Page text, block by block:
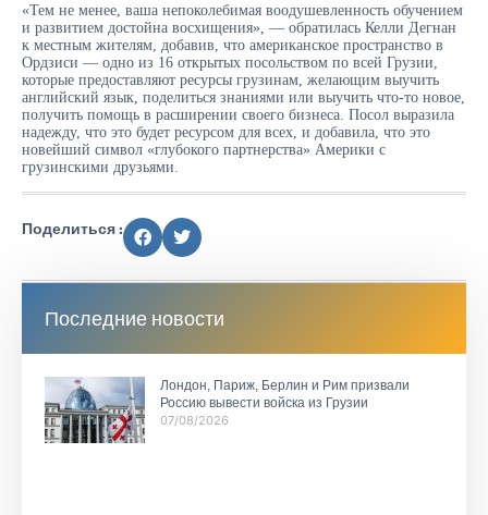
«Тем не менее, ваша непоколебимая воодушевленность обучением
и развитием достойна восхищения», — обратилась Келли Дегнан
к местным жителям, добавив, что американское пространство в
Ордзиси — одно из 16 открытых посольством по всей Грузии,
которые предоставляют ресурсы грузинам, желающим выучить
английский язык, поделиться знаниями или выучить что-то новое,
получить помощь в расширении своего бизнеса. Посол выразила
надежду, что это будет ресурсом для всех, и добавила, что это
новейший символ «глубокого партнерства» Америки с
грузинскими друзьями.
Поделиться :
Последние новости
Лондон, Париж, Берлин и Рим призвали
Россию вывести войска из Грузии
07/08/2026